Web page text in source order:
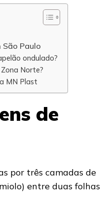
Paulo
ondulado?
Norte?
MN Plast
de
por três camadas de
entre duas folhas